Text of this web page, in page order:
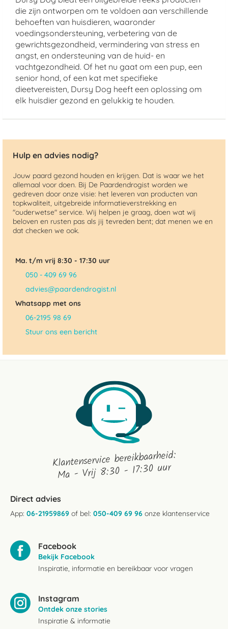
die zijn ontworpen om te voldoen aan verschillende
behoeften van huisdieren, waaronder
voedingsondersteuning, verbetering van de
gewrichtsgezondheid, vermindering van stress en
angst, en ondersteuning van de huid- en
vachtgezondheid. Of het nu gaat om een pup, een
senior hond, of een kat met specifieke
dieetvereisten, Dursy Dog heeft een oplossing om
elk huisdier gezond en gelukkig te houden.
Hulp en advies nodig?
Jouw paard gezond houden en krijgen. Dat is waar we het
allemaal voor doen. Bij De Paardendrogist worden we
gedreven door onze visie: het leveren van producten van
topkwaliteit, uitgebreide informatieverstrekking en
"ouderwetse" service. Wij helpen je graag, doen wat wij
beloven en rusten pas als jij tevreden bent; dat menen we en
dat checken we ook.
Ma. t/m vrij 8:30 - 17:30 uur
050 - 409 69 96
advies@paardendrogist.nl
Whatsapp met ons
06-2195 98 69
Stuur ons een bericht
Klantenservice bereikbaarheid:
Ma - Vrij 8:30 - 17:30 uur
Direct advies
App: 06-21959869 of bel: 050-409 69 96 onze klantenservice
Facebook
Bekijk Facebook
Inspiratie, informatie en bereikbaar voor vragen
Instagram
Ontdek onze stories
Inspiratie & informatie